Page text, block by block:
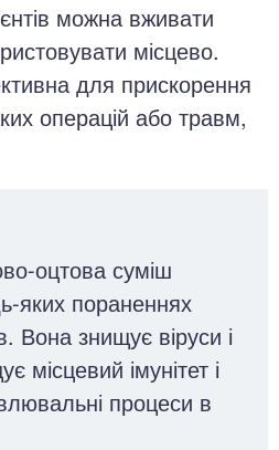
можна вживати
місцево.
для прискорення
операцій або травм,
оцтова суміш
яких пораненнях
Вона знищує віруси і
місцевий імунітет і
процеси в